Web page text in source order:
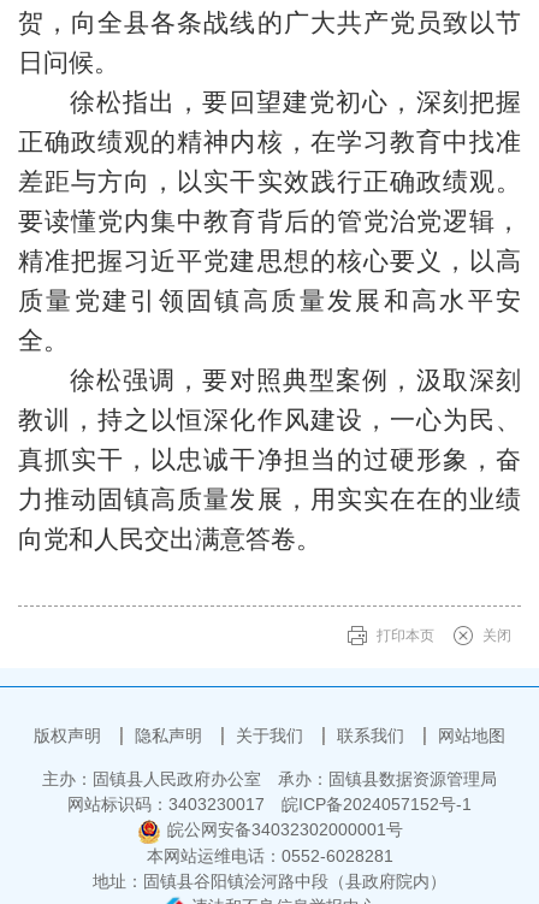
贺，向全县各条战线的广大共产党员致以节
日问候。
徐松指出，要回望建党初心，深刻把握
正确政绩观的精神内核，在学习教育中找准
差距与方向，以实干实效践行正确政绩观。
要读懂党内集中教育背后的管党治党逻辑，
精准把握习近平党建思想的核心要义，以高
质量党建引领固镇高质量发展和高水平安
全。
徐松强调，要对照典型案例，汲取深刻
教训，持之以恒深化作风建设，一心为民、
真抓实干，以忠诚干净担当的过硬形象，奋
力推动固镇高质量发展，用实实在在的业绩
向党和人民交出满意答卷。
打印本页 关闭
版权声明 隐私声明 关于我们 联系我们 网站地图
主办：固镇县人民政府办公室
承办：固镇县数据资源管理局
网站标识码：3403230017
皖ICP备2024057152号-1
皖公网安备34032302000001号
本网站运维电话：0552-6028281
地址：固镇县谷阳镇浍河路中段（县政府院内）